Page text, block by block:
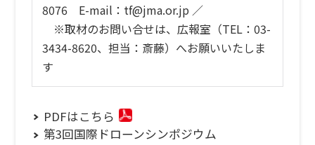
8076 E-mail：tf@jma.or.jp ／
※取材のお問い合せは、広報室（TEL：03-
3434-8620、担当：斎藤）へお願いいたしま
す
PDFはこちら
第3回国際ドローンシンポジウム